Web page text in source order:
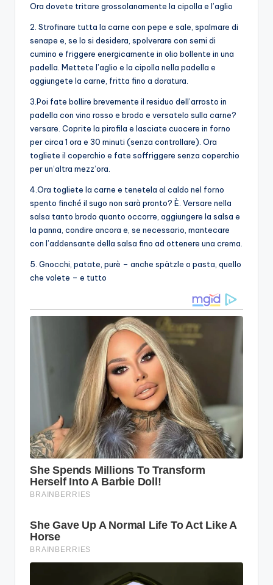
Ora dovete tritare grossolanamente la cipolla e l’aglio
2. Strofinare tutta la carne con pepe e sale, spalmare di
senape e, se lo si desidera, spolverare con semi di
cumino e friggere energicamente in olio bollente in una
padella. Mettete l’aglio e la cipolla nella padella e
aggiungete la carne, fritta fino a doratura.
3.Poi fate bollire brevemente il residuo dell’arrosto in
padella con vino rosso e brodo e versatelo sulla carne?
versare. Coprite la pirofila e lasciate cuocere in forno
per circa 1 ora e 30 minuti (senza controllare). Ora
togliete il coperchio e fate soffriggere senza coperchio
per un’altra mezz’ora.
4.Ora togliete la carne e tenetela al caldo nel forno
spento finché il sugo non sarà pronto? È. Versare nella
salsa tanto brodo quanto occorre, aggiungere la salsa e
la panna, condire ancora e, se necessario, mantecare
con l’addensante della salsa fino ad ottenere una crema.
5. Gnocchi, patate, purè – anche spätzle o pasta, quello
che volete – e tutto